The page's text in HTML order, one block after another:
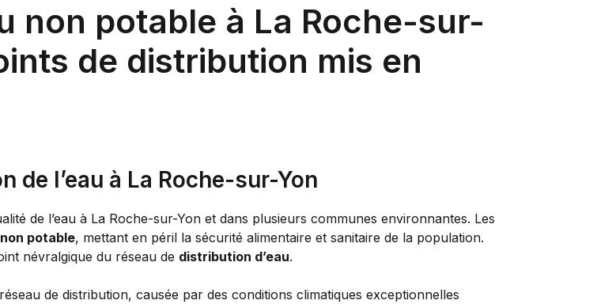
non potable à La Roche-sur-
de distribution mis en
l’eau à La Roche-sur-Yon
de l’eau à La Roche-sur-Yon et dans plusieurs communes environnantes. Les
non potable, mettant en péril la sécurité alimentaire et sanitaire de la population.
névralgique du réseau de distribution d’eau.
de distribution, causée par des conditions climatiques exceptionnelles